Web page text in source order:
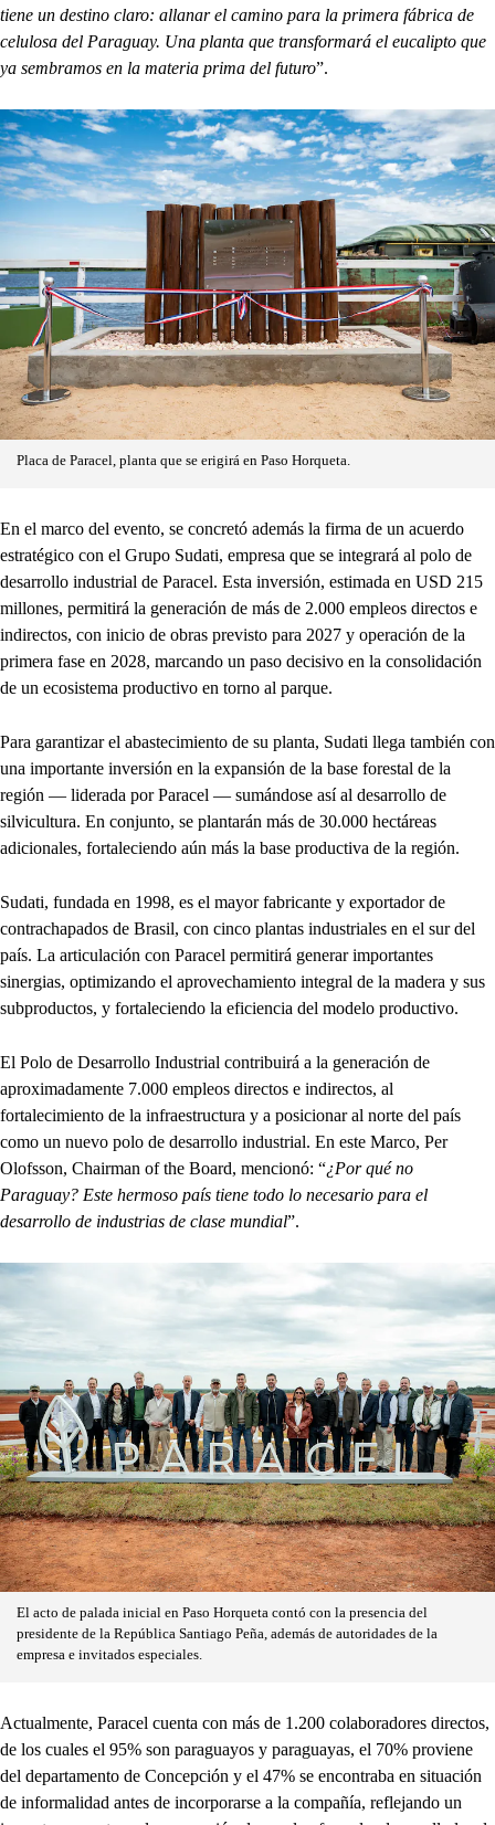
tiene un destino claro: allanar el camino para la primera fábrica de
celulosa del Paraguay. Una planta que transformará el eucalipto que
ya sembramos en la materia prima del futuro”.
Placa de Paracel, planta que se erigirá en Paso Horqueta.
En el marco del evento, se concretó además la firma de un acuerdo
estratégico con el Grupo Sudati, empresa que se integrará al polo de
desarrollo industrial de Paracel. Esta inversión, estimada en USD 215
millones, permitirá la generación de más de 2.000 empleos directos e
indirectos, con inicio de obras previsto para 2027 y operación de la
primera fase en 2028, marcando un paso decisivo en la consolidación
de un ecosistema productivo en torno al parque.
Para garantizar el abastecimiento de su planta, Sudati llega también con
una importante inversión en la expansión de la base forestal de la
región — liderada por Paracel — sumándose así al desarrollo de
silvicultura. En conjunto, se plantarán más de 30.000 hectáreas
adicionales, fortaleciendo aún más la base productiva de la región.
Sudati, fundada en 1998, es el mayor fabricante y exportador de
contrachapados de Brasil, con cinco plantas industriales en el sur del
país. La articulación con Paracel permitirá generar importantes
sinergias, optimizando el aprovechamiento integral de la madera y sus
subproductos, y fortaleciendo la eficiencia del modelo productivo.
El Polo de Desarrollo Industrial contribuirá a la generación de
aproximadamente 7.000 empleos directos e indirectos, al
fortalecimiento de la infraestructura y a posicionar al norte del país
como un nuevo polo de desarrollo industrial. En este Marco, Per
Olofsson, Chairman of the Board, mencionó: “¿Por qué no
Paraguay? Este hermoso país tiene todo lo necesario para el
desarrollo de industrias de clase mundial”.
El acto de palada inicial en Paso Horqueta contó con la presencia del
presidente de la República Santiago Peña, además de autoridades de la
empresa e invitados especiales.
Actualmente, Paracel cuenta con más de 1.200 colaboradores directos,
de los cuales el 95% son paraguayos y paraguayas, el 70% proviene
del departamento de Concepción y el 47% se encontraba en situación
de informalidad antes de incorporarse a la compañía, reflejando un